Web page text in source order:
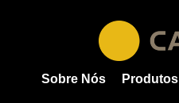
Sobre Nós Produtos